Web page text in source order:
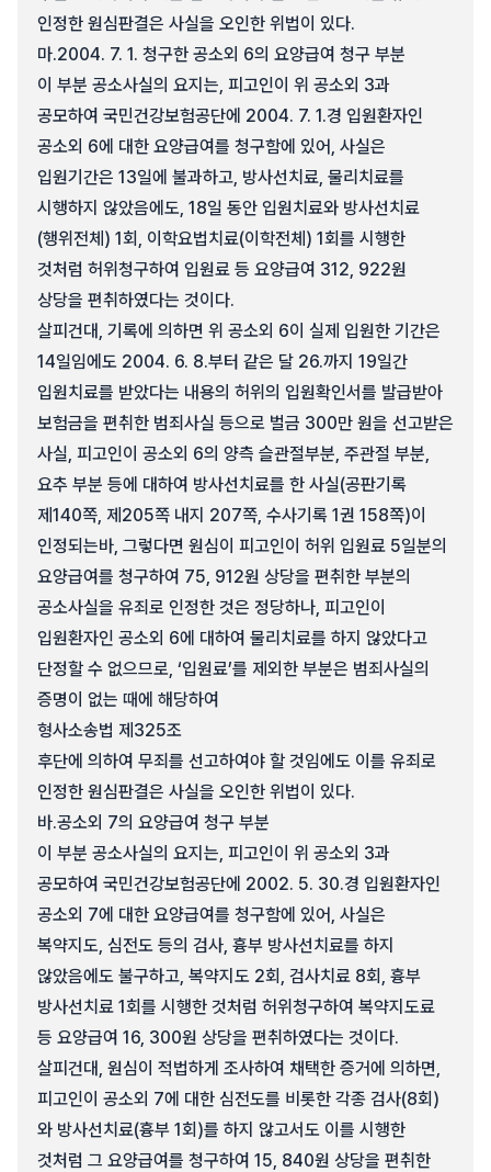
인정한 원심판결은 사실을 오인한 위법이 있다.
마.2004. 7. 1. 청구한 공소외 6의 요양급여 청구 부분
이 부분 공소사실의 요지는, 피고인이 위 공소외 3과
공모하여 국민건강보험공단에 2004. 7. 1.경 입원환자인
공소외 6에 대한 요양급여를 청구함에 있어, 사실은
입원기간은 13일에 불과하고, 방사선치료, 물리치료를
시행하지 않았음에도, 18일 동안 입원치료와 방사선치료
(행위전체) 1회, 이학요법치료(이학전체) 1회를 시행한
것처럼 허위청구하여 입원료 등 요양급여 312, 922원
상당을 편취하였다는 것이다.
살피건대, 기록에 의하면 위 공소외 6이 실제 입원한 기간은
14일임에도 2004. 6. 8.부터 같은 달 26.까지 19일간
입원치료를 받았다는 내용의 허위의 입원확인서를 발급받아
보험금을 편취한 범죄사실 등으로 벌금 300만 원을 선고받은
사실, 피고인이 공소외 6의 양측 슬관절부분, 주관절 부분,
요추 부분 등에 대하여 방사선치료를 한 사실(공판기록
제140쪽, 제205쪽 내지 207쪽, 수사기록 1권 158쪽)이
인정되는바, 그렇다면 원심이 피고인이 허위 입원료 5일분의
요양급여를 청구하여 75, 912원 상당을 편취한 부분의
공소사실을 유죄로 인정한 것은 정당하나, 피고인이
입원환자인 공소외 6에 대하여 물리치료를 하지 않았다고
단정할 수 없으므로, ‘입원료’를 제외한 부분은 범죄사실의
증명이 없는 때에 해당하여
형사소송법 제325조
후단에 의하여 무죄를 선고하여야 할 것임에도 이를 유죄로
인정한 원심판결은 사실을 오인한 위법이 있다.
바.공소외 7의 요양급여 청구 부분
이 부분 공소사실의 요지는, 피고인이 위 공소외 3과
공모하여 국민건강보험공단에 2002. 5. 30.경 입원환자인
공소외 7에 대한 요양급여를 청구함에 있어, 사실은
복약지도, 심전도 등의 검사, 흉부 방사선치료를 하지
않았음에도 불구하고, 복약지도 2회, 검사치료 8회, 흉부
방사선치료 1회를 시행한 것처럼 허위청구하여 복약지도료
등 요양급여 16, 300원 상당을 편취하였다는 것이다.
살피건대, 원심이 적법하게 조사하여 채택한 증거에 의하면,
피고인이 공소외 7에 대한 심전도를 비롯한 각종 검사(8회)
와 방사선치료(흉부 1회)를 하지 않고서도 이를 시행한
것처럼 그 요양급여를 청구하여 15, 840원 상당을 편취한